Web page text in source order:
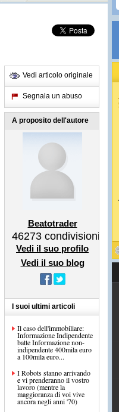
Vedi articolo originale
Segnala un abuso
A proposito dell'autore
Beatotrader
46273 condivisioni
Vedi il suo profilo
Vedi il suo blog
I suoi ultimi articoli
Il caso dell'immobiliare:
Informazione Indipendente
batte Informazione non-
indipendente 400mila euro
a 100mila euro...
I Robots stanno arrivando
e vi prenderanno il vostro
lavoro (mentre la
maggioranza di voi vive
ancora negli anni '70)